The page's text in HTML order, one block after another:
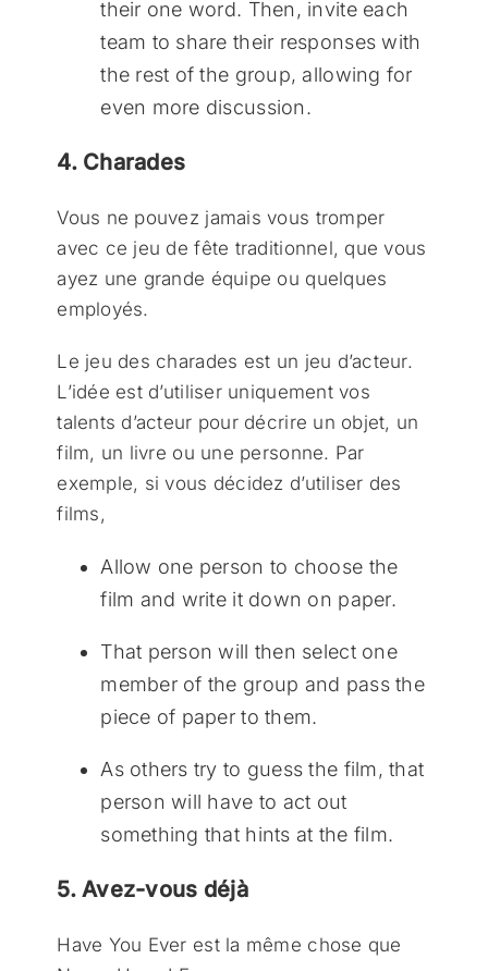
their one word. Then, invite each
team to share their responses with
the rest of the group, allowing for
even more discussion.
4. Charades
Vous ne pouvez jamais vous tromper
avec ce jeu de fête traditionnel, que vous
ayez une grande équipe ou quelques
employés.
Le jeu des charades est un jeu d’acteur.
L’idée est d’utiliser uniquement vos
talents d’acteur pour décrire un objet, un
film, un livre ou une personne. Par
exemple, si vous décidez d’utiliser des
films,
Allow one person to choose the
film and write it down on paper.
That person will then select one
member of the group and pass the
piece of paper to them.
As others try to guess the film, that
person will have to act out
something that hints at the film.
5. Avez-vous déjà
Have You Ever est la même chose que